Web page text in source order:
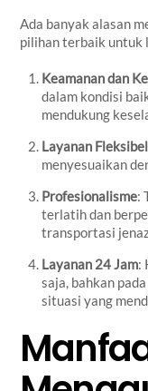
Ada banyak alasan
pilihan terbaik untuk
Keamanan dan
dalam kondisi
mendukung
Layanan
menyesuaikan
Profesionalisme:
terlatih dan
transportasi
Layanan 24 Jam:
saja, bahkan
situasi yang